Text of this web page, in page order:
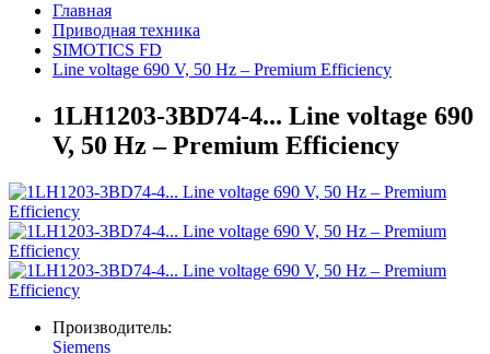
Главная
Приводная техника
SIMOTICS FD
Line voltage 690 V, 50 Hz – Premium Efficiency
1LH1203-3BD74-4... Line voltage 690
V, 50 Hz – Premium Efficiency
Производитель:
Siemens